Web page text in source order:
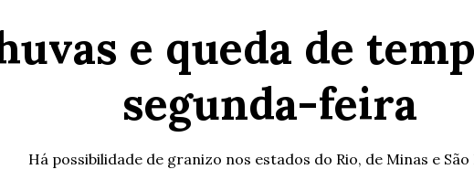
e queda de
segunda-feira
Há possibilidade de granizo nos estados do Rio, de Minas e São